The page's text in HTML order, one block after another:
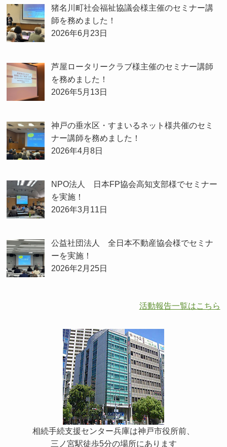
猪名川町社会福祉協議会様主催のセミナー講
師を務めました！
2026年6月23日
芦屋ロータリークラブ様主催のセミナー講師
を務めました！
2026年5月13日
神戸の垂水区・すまいるネット様共催のセミ
ナー講師を務めました！
2026年4月8日
NPO法人 日本FP協会高知支部様でセミナー
を実施！
2026年3月11日
公益社団法人 全日本不動産協会様でセミナ
ーを実施！
2026年2月25日
活動報告一覧はこちら
相続手続支援センター兵庫は神戸市役所前、
三ノ宮駅徒歩5分の場所にあります